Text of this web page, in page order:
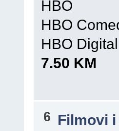
HBO
HBO
HBO Digital
7.50 KM
6 Filmovi